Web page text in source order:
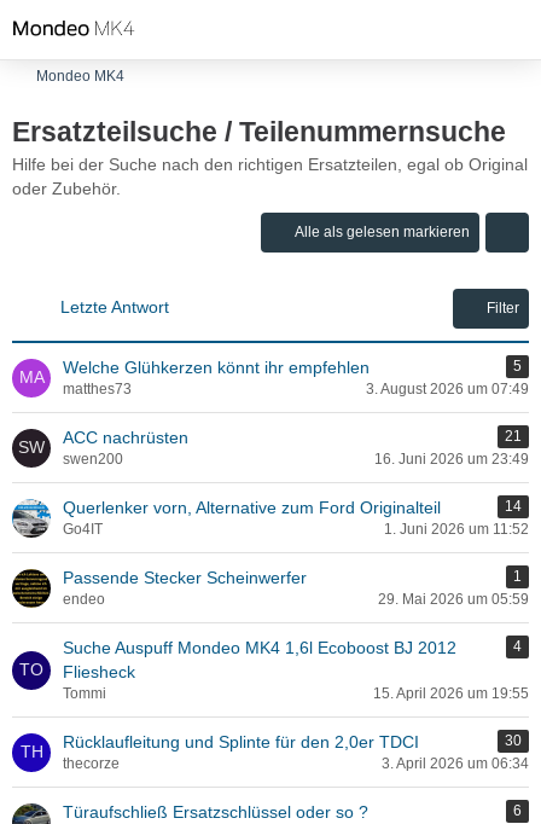
Mondeo MK4
Ersatzteilsuche / Teilenummernsuche
Hilfe bei der Suche nach den richtigen Ersatzteilen, egal ob Original
oder Zubehör.
Alle als gelesen markieren
Letzte Antwort Filter
Welche Glühkerzen könnt ihr empfehlen
5
matthes73
3. August 2026 um 07:49
ACC nachrüsten
21
swen200
16. Juni 2026 um 23:49
Querlenker vorn, Alternative zum Ford Originalteil
14
Go4IT
1. Juni 2026 um 11:52
Passende Stecker Scheinwerfer
1
endeo
29. Mai 2026 um 05:59
Suche Auspuff Mondeo MK4 1,6l Ecoboost BJ 2012
Fliesheck
4
Tommi 15. April 2026 um 19:55
Rücklaufleitung und Splinte für den 2,0er TDCI
30
thecorze
3. April 2026 um 06:34
Türaufschließ Ersatzschlüssel oder so ?
6